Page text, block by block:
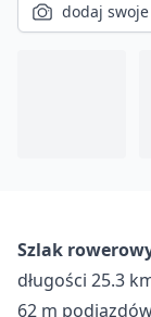
dodaj
Szlak
długości 25.3
62 m